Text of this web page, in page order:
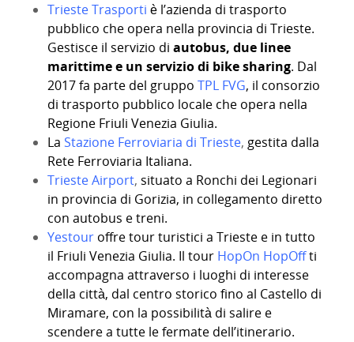
Trieste Trasporti è l’azienda di trasporto
pubblico che opera nella provincia di Trieste.
Gestisce il servizio di autobus, due linee
marittime e un servizio di bike sharing. Dal
2017 fa parte del gruppo TPL FVG, il consorzio
di trasporto pubblico locale che opera nella
Regione Friuli Venezia Giulia.
La Stazione Ferroviaria di Trieste, gestita dalla
Rete Ferroviaria Italiana.
Trieste Airport, situato a Ronchi dei Legionari
in provincia di Gorizia, in collegamento diretto
con autobus e treni.
Yestour offre tour turistici a Trieste e in tutto
il Friuli Venezia Giulia. Il tour HopOn HopOffti
accompagna attraverso i luoghi di interesse
della città, dal centro storico fino al Castello di
Miramare, con la possibilità di salire e
scendere a tutte le fermate dell’itinerario.